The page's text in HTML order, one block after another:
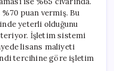
puan vermiş. Bu
yeterli olduğunu
İşletim sistemi
lisans maliyeti
tercihine göre işletim